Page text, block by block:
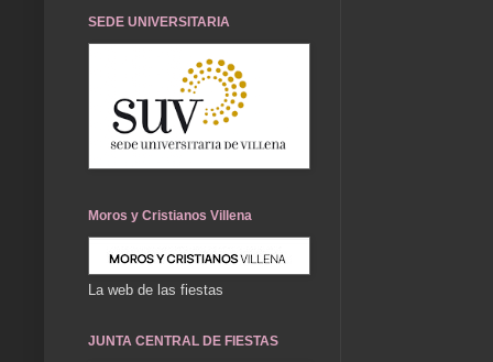
SEDE UNIVERSITARIA
Moros y Cristianos Villena
La web de las fiestas
JUNTA CENTRAL DE FIESTAS